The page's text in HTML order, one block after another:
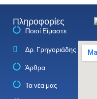
Πληροφορίες
Ποιοί Είμαστε
Δρ. Γρηγοριάδης
Άρθρα
Τα νέα μας